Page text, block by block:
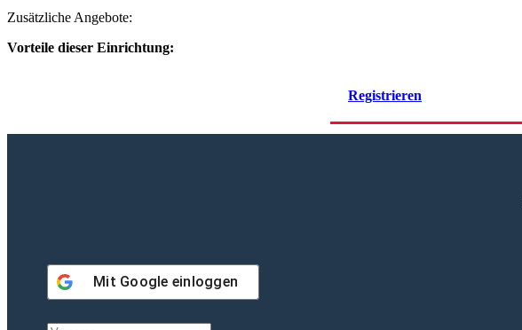
Zusätzliche Angebote:
Vorteile dieser Einrichtung:
Registrieren
Mit Google einloggen